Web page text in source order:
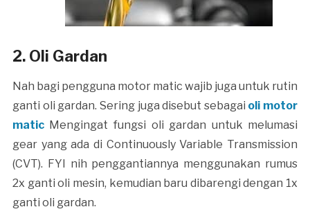
2. Oli Gardan
Nah bagi pengguna motor matic wajib juga untuk rutin
ganti oli gardan. Sering juga disebut sebagai oli motor
maticMengingat fungsi oli gardan untuk melumasi
gear yang ada di Continuously Variable Transmission
(CVT). FYI nih penggantiannya menggunakan rumus
2x ganti oli mesin, kemudian baru dibarengi dengan 1x
ganti oli gardan.